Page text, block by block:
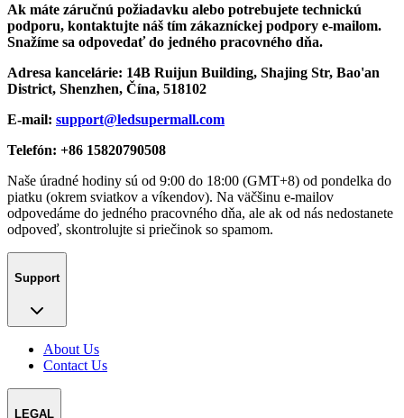
Ak máte záručnú požiadavku alebo potrebujete technickú
podporu, kontaktujte náš tím zákazníckej podpory e-mailom.
Snažíme sa odpovedať do jedného pracovného dňa.
Adresa kancelárie: 14B Ruijun Building, Shajing Str, Bao'an
District, Shenzhen, Čína, 518102
E-mail: support@ledsupermall.com
Telefón: +86 15820790508
Naše úradné hodiny sú od 9:00 do 18:00 (GMT+8) od pondelka do
piatku (okrem sviatkov a víkendov). Na väčšinu e-mailov
odpovedáme do jedného pracovného dňa, ale ak od nás nedostanete
odpoveď, skontrolujte si priečinok so spamom.
Support
About Us
Contact Us
LEGAL